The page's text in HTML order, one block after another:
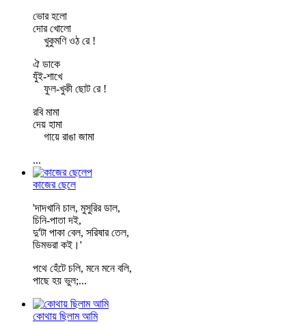
ভোর হলো
দোর খোলো
খুকুমণি ওঠ রে !
ঐ ডাকে
যুঁই-শাখে
ফুল-খুকী ছোট রে !
রবি মামা
দেয় হামা
গায়ে রাঙা জামা
...
কাজের ছেলে
'দাদখানি চাল, মুসুরির ডাল,
চিনি-পাতা দই,
দু'টা পাকা বেল, সরিষার তেল,
ডিমভরা কই।'
পথে হেঁটে চলি, মনে মনে বলি,
পাছে হয় ভুল;...
কোথায় ছিলাম আমি